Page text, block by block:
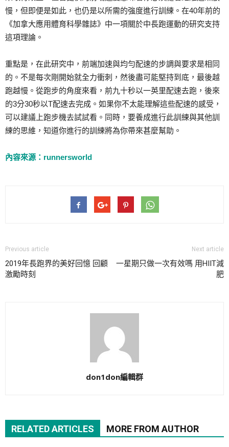
慢，但即便是如此，也仍是以所需的強度進行訓練。在40年前的
《加拿大應用體育科學雜誌》中一項關於中長跑運動的研究支持
這項理論。
重點是，在此研究中，前端加速與均勻配速的步調與要求是相同
的。不是每次剛開始就全力衝刺，然後盡可能堅持到底，最後越
跑越慢。從跑步的角度來看，前九十秒以一英里配速去跑，後來
的3分30秒以T配速去完成。如果你不太能理解這些配速的感受，
可以建議上跑步機去試試看。同時，要養成進行此訓練與其他訓
練的思維，知道你進行的訓練將為你帶來甚麼幫助。
內容來源：runnersworld
Previous article
2019年長跑界的美好回憶 回顧
激勵時刻
Next article
一星期只做一次有效嗎 用HIIT減
肥
don1don編輯群
RELATED ARTICLES MORE FROM AUTHOR